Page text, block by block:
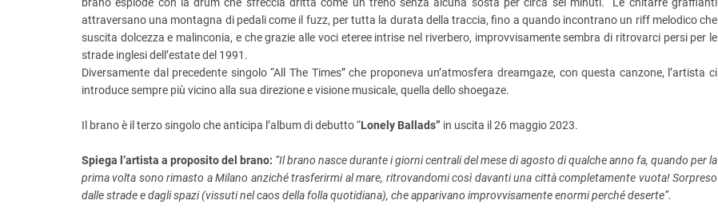
attraversano una montagna di pedali come il fuzz, per tutta la durata della traccia, fino a quando incontrano un riff melodico che
suscita dolcezza e malinconia, e che grazie alle voci eteree intrise nel riverbero, improvvisamente sembra di ritrovarci persi per le
strade inglesi dell’estate del 1991.
Diversamente dal precedente singolo “All The Times” che proponeva un’atmosfera dreamgaze, con questa canzone, l’artista ci
introduce sempre più vicino alla sua direzione e visione musicale, quella dello shoegaze.
Il brano è il terzo singolo che anticipa l’album di debutto “Lonely Ballads” in uscita il 26 maggio 2023.
Spiega l’artista a proposito del brano: “Il brano nasce durante i giorni centrali del mese di agosto di qualche anno fa, quando per la
prima volta sono rimasto a Milano anziché trasferirmi al mare, ritrovandomi così davanti una città completamente vuota! Sorpreso
dalle strade e dagli spazi (vissuti nel caos della folla quotidiana), che apparivano improvvisamente enormi perché deserte”.